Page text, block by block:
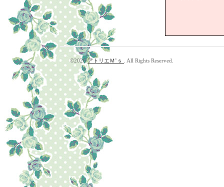
©2026アトリエＭ’ｓ . All Rights Reserved.